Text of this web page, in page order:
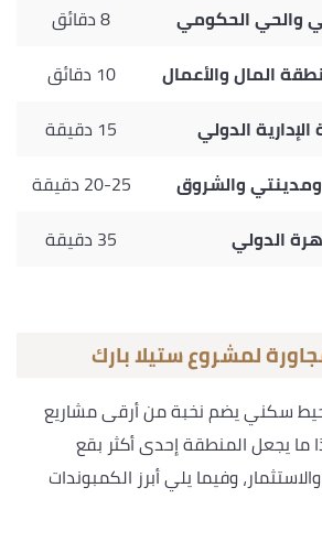
والحي الحكومي
8 دقائق
المال والأعمال
10 دقائق
الدولي
15 دقيقة
والشروق
20-25 دقيقة
الدولي
35 دقيقة
لمشروع ستيلا بارك
سكني يضم نخبة من أرقى مشاريع
ما يجعل المنطقة إحدى أكثر بقع
وفيما يلي أبرز الكمبوندات